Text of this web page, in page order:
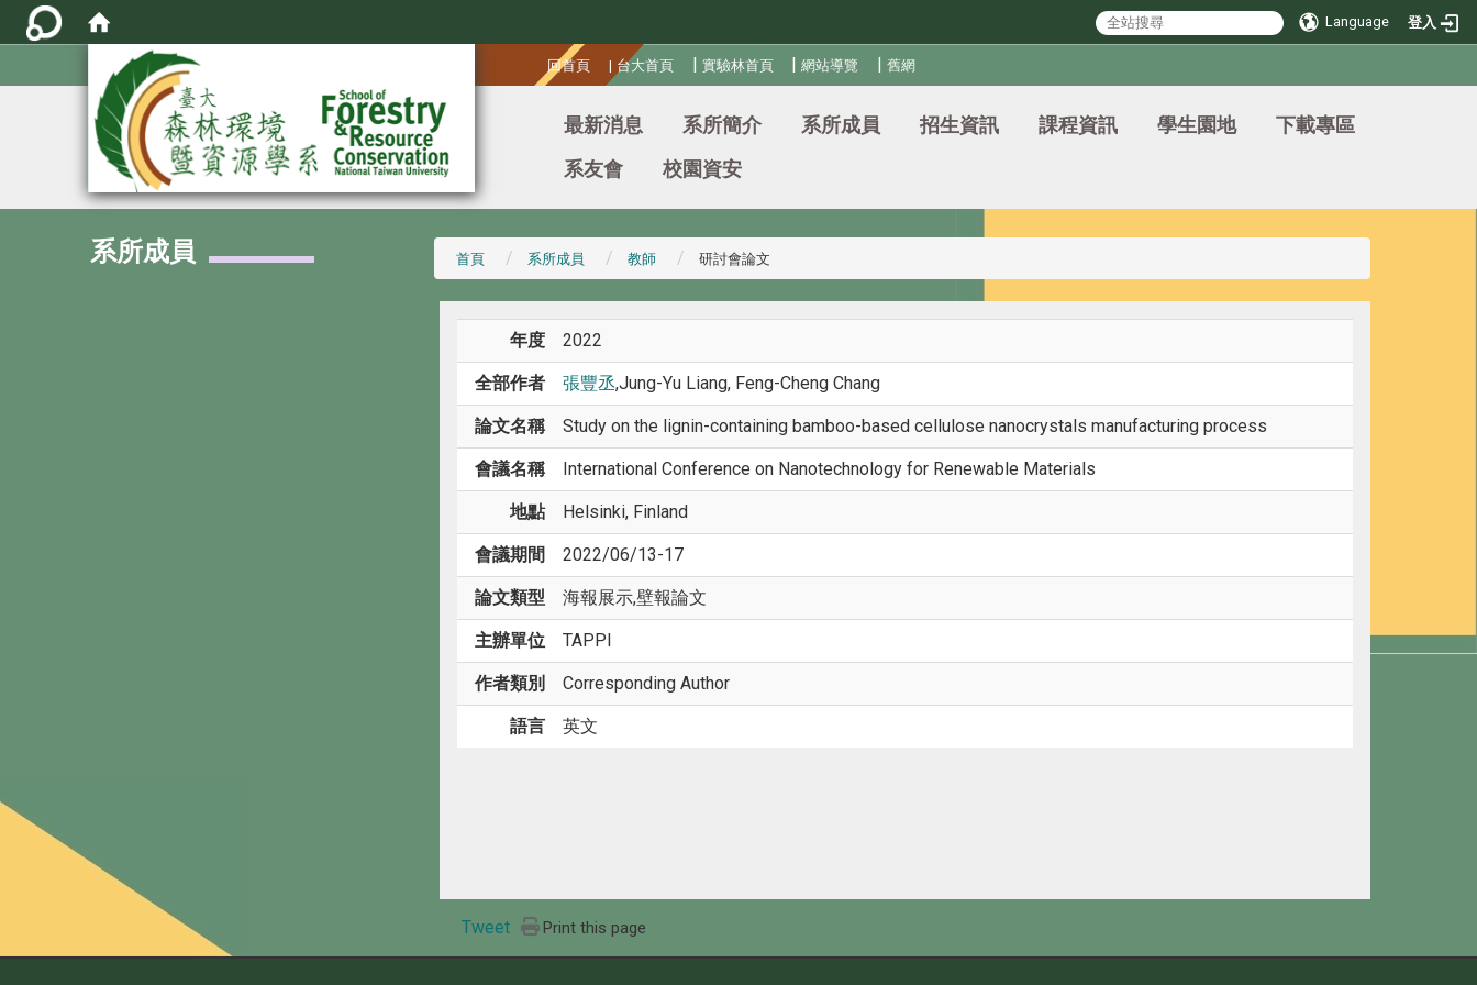
Language 登入
回首頁 | 台大首頁 | 實驗林首頁 |網站導覽 |舊網
最新消息 系所簡介 系所成員 招生資訊 課程資訊 學生園地
下載專區
系友會
校園資安
系所成員 首頁 系所成員 教師 研討會論文
年度 2022
全部作者 張豐丞,Jung-Yu Liang, Feng-Cheng Chang
論文名稱 Study on the lignin-containing bamboo-based cellulose nanocrystals manufacturing process
會議名稱 International Conference on Nanotechnology for Renewable Materials
地點 Helsinki, Finland
會議期間 2022/06/13-17
論文類型 海報展示,壁報論文
主辦單位 TAPPI
作者類別 Corresponding Author
語言 英文
Tweet Print this page